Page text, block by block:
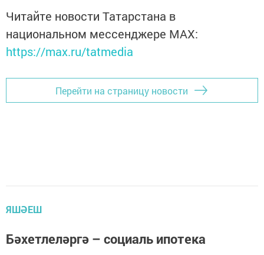
Читайте новости Татарстана в
национальном мессенджере MАХ:
https://max.ru/tatmedia
Перейти на страницу новости
ЯШӘЕШ
Бәхетлеләргә – социаль ипотека